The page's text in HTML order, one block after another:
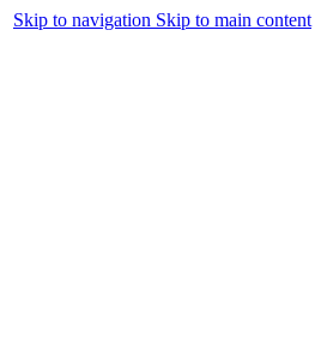
Skip to navigation Skip to main content
همراهان علمینو به علت نوسانات